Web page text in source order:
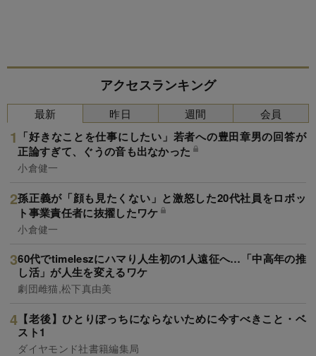
アクセスランキング
最新
「好きなことを仕事にしたい」若者への豊田章男の回答が
正論すぎて、ぐうの音も出なかった
小倉健一
孫正義が「顔も見たくない」と激怒した20代社員をロボッ
ト事業責任者に抜擢したワケ
小倉健一
60代でtimeleszにハマり人生初の1人遠征へ…「中高年の推
し活」が人生を変えるワケ
劇団雌猫,松下真由美
【老後】ひとりぼっちにならないために今すべきこと・ベ
スト1
ダイヤモンド社書籍編集局
昨日 週間 会員